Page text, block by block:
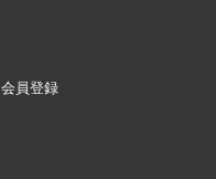
会員登録